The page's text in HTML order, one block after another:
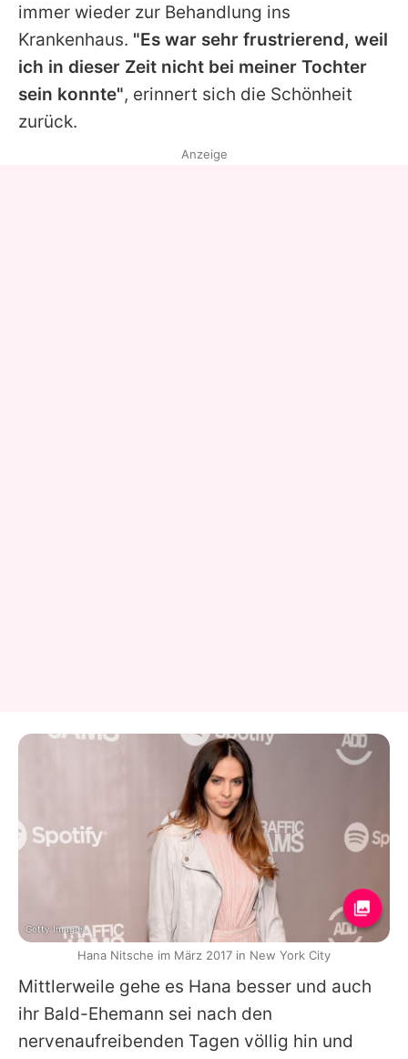
immer wieder zur Behandlung ins
Krankenhaus. "Es war sehr frustrierend, weil
ich in dieser Zeit nicht bei meiner Tochter
sein konnte", erinnert sich die Schönheit
zurück.
Mittlerweile gehe es Hana besser und auch
ihr Bald-Ehemann sei nach den
nervenaufreibenden Tagen völlig hin und
Anzeige
Getty Images
Hana Nitsche im März 2017 in New York City